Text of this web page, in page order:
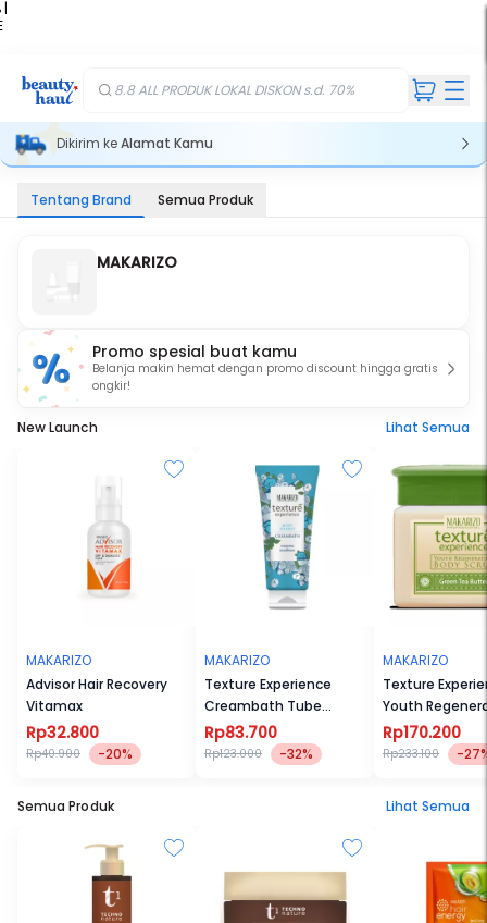
|
8.8 ALL PRODUK LOKAL DISKON s.d. 70%
Dikirim keAlamat Kamu
Tentang Brand Semua Produk
MAKARIZO
Promo spesial buat kamu
Belanja makin hemat dengan promo discount hingga gratis
ongkir!
New Launch Lihat Semua
MAKARIZO
Advisor Hair Recovery
Vitamax
Rp32.800
Rp40.900 -20%
MAKARIZO
Texture Experience
Creambath Tube
200ml
Rp83.700
Rp123.000 -32%
MAKARIZO
Texture
Youth
Body Scrub
500 mL
Rp170.200
Rp233.100 -
Semua Produk Lihat Semua